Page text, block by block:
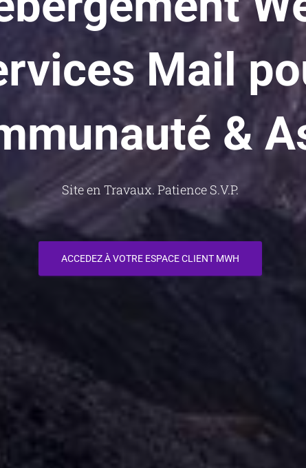
Mail
&
Site en Travaux. Patience S.V.P.
ACCEDEZ À VOTRE ESPACE CLIENT MWH